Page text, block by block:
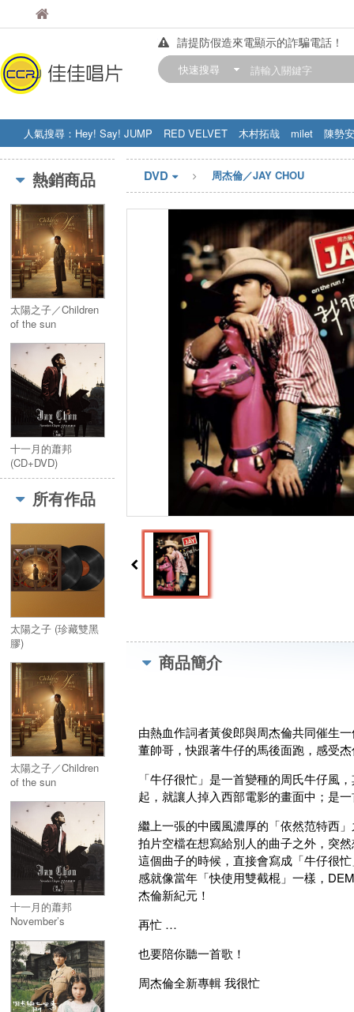
佳佳唱片
請提防假造來電顯示的詐騙電話！
【中華門市營業時間調整公告】
快速搜尋
人氣搜尋： Hey! Say! JUMP RED VELVET 木村拓哉 milet
陳勢安
STRAY KIDS
盧廣仲 周杰伦
熱銷商品
太陽之子／Children
of the sun
十一月的蕭邦
(CD+DVD)
所有作品
太陽之子 (珍藏雙黑
膠)
太陽之子／Children
of the sun
十一月的蕭邦
November’s
(SHM-CD+DVD)】
(首批封入特典)
DVD 周杰倫／JAY CHOU
商品簡介
由熱血作詞者黃俊郎與周杰倫共同催生
董帥哥，快跟著牛仔的馬後面跑，感受
「牛仔很忙」是一首變種的周氏牛仔風
起，就讓人掉入西部電影的畫面中；是
繼上一張的中國風濃厚的「依然范特西
拍片空檔在想寫給別人的曲子之外，突
這個曲子的時候，直接會寫成「牛仔很
感就像當年「快使用雙截棍」一樣，
杰倫新紀元！
再忙 …
也要陪你聽一首歌！
周杰倫全新專輯 我很忙